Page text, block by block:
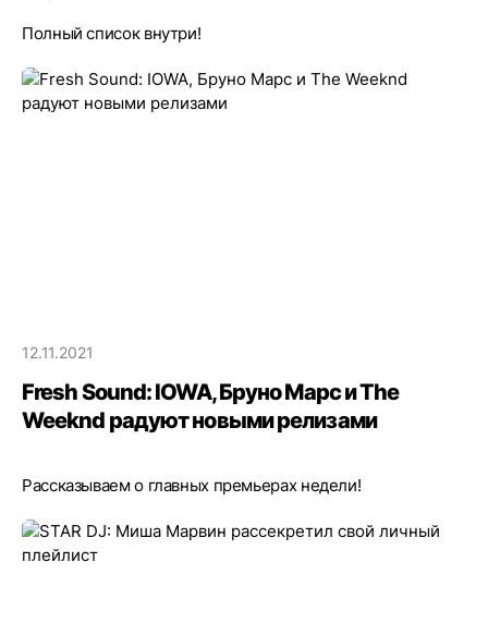
Полный список внутри!
12.11.2021
Fresh Sound: IOWA, Бруно Марс и The
Weeknd радуют новыми релизами
Рассказываем о главных премьерах недели!